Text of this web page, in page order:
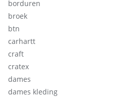
borduren
broek
btn
carhartt
craft
cratex
dames
dames kleding